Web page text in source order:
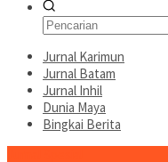
Jurnal Karimun
Jurnal Batam
Jurnal Inhil
Dunia Maya
Bingkai Berita